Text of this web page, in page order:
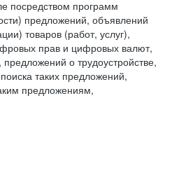
посредством программ
предложений, объявлений
товаров (работ, услуг),
прав и цифровых валют,
о трудоустройстве,
таких предложений,
предложениям,